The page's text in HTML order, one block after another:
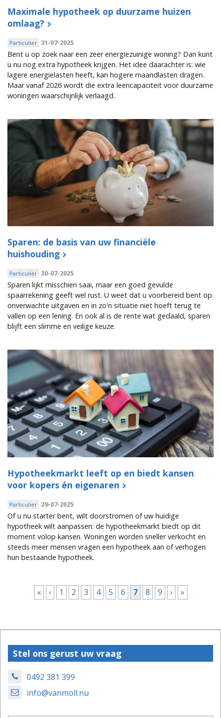
Maximale hypotheek op duurzame huizen
omlaag?
Particulier 31-07-2025
Bent u op zoek naar een zeer energiezuinige woning? Dan kunt
u nu nog extra hypotheek krijgen. Het idee daarachter is: wie
lagere energielasten heeft, kan hogere maandlasten dragen.
Maar vanaf 2026 wordt die extra leencapaciteit voor duurzame
woningen waarschijnlijk verlaagd.
Sparen: de basis van uw financiële
huishouding
Particulier 30-07-2025
Sparen lijkt misschien saai, maar een goed gevulde
spaarrekening geeft wel rust. U weet dat u voorbereid bent op
onverwachte uitgaven en in zo'n situatie niet hoeft terug te
vallen op een lening. En ook al is de rente wat gedaald, sparen
blijft een slimme en veilige keuze.
Hypotheekmarkt leeft op en biedt kansen
voor kopers én eigenaren
Particulier 29-07-2025
Of u nu starter bent, wilt doorstromen of uw huidige
hypotheek wilt aanpassen: de hypotheekmarkt biedt op dit
moment volop kansen. Woningen worden sneller verkocht en
steeds meer mensen vragen een hypotheek aan of verhogen
hun bestaande hypotheek.
Pagina's« ‹ 1 2 3 4 5 6 7 8 9 › »
Stel ons gerust uw vraag
0492 381 399
info@vanmoll.nu